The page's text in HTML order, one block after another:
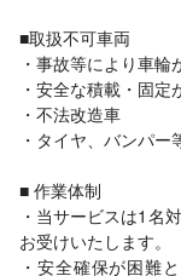
■取扱不可車両
・事故等により車
・安全な積載・固定
・不法改造車
・タイヤ、バンパー
■ 作業体制
・当サービスは1名
お受けいたします。
・安全確保が困難